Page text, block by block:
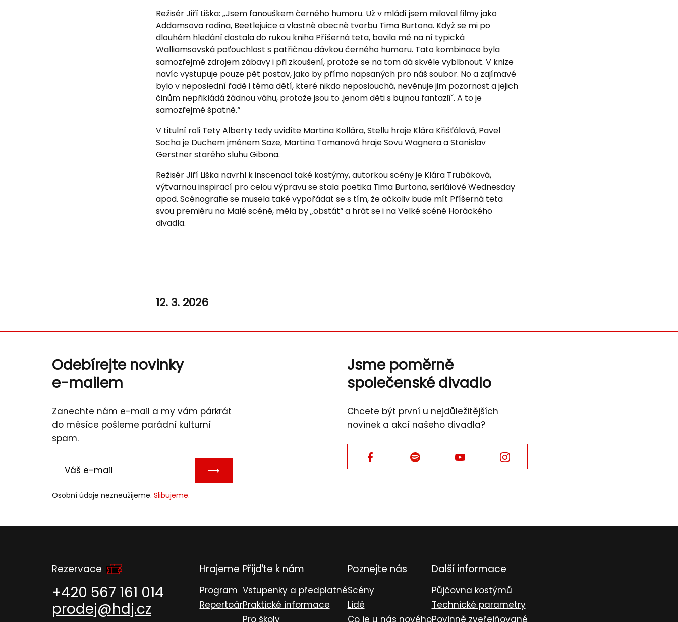
Režisér Jiří Liška: „Jsem fanouškem černého humoru. Už v mládí jsem miloval filmy jako
Addamsova rodina, Beetlejuice a vlastně obecně tvorbu Tima Burtona. Když se mi po
dlouhém hledání dostala do rukou kniha Příšerná teta, bavila mě na ní typická
Walliamsovská poťouchlost s patřičnou dávkou černého humoru. Tato kombinace byla
samozřejmě zdrojem zábavy i při zkoušení, protože se na tom dá skvěle vyblbnout. V knize
navíc vystupuje pouze pět postav, jako by přímo napsaných pro náš soubor. No a zajímavé
bylo v neposlední řadě i téma dětí, které nikdo neposlouchá, nevěnuje jim pozornost a jejich
činům nepřikládá žádnou váhu, protože jsou to ‚jenom děti s bujnou fantazií´. A to je
samozřejmě špatně.“
V titulní roli Tety Alberty tedy uvidíte Martina Kollára, Stellu hraje Klára Křišťálová, Pavel
Socha je Duchem jménem Saze, Martina Tomanová hraje Sovu Wagnera a Stanislav
Gerstner starého sluhu Gibona.
Režisér Jiří Liška navrhl k inscenaci také kostýmy, autorkou scény je Klára Trubáková,
výtvarnou inspirací pro celou výpravu se stala poetika Tima Burtona, seriálové Wednesday
apod. Scénografie se musela také vypořádat se s tím, že ačkoliv bude mít Příšerná teta
svou premiéru na Malé scéně, měla by „obstát“ a hrát se i na Velké scéně Horáckého
divadla.
12. 3. 2026
Odebírejte novinky
e-mailem
Zanechte nám e-mail a my vám párkrát
do měsíce pošleme parádní kulturní
spam.
POTVRDIT
E-
Osobní údaje nezneužijeme. Slibujeme.
Jsme poměrně
společenské divadlo
Chcete být první u nejdůležitějších
novinek a akcí našeho divadla?
Facebook Facebook Facebook Facebook
Rezervace
+420 567 161 014
prodej@hdj.cz
Hrajeme
Program
Repertoár
Přijďte k nám
Vstupenky a předplatné
Praktické informace
Pro školy
Poznejte nás
Scény
Lidé
Co je u nás nového
Další informace
Půjčovna kostýmů
Technické parametry
Povinně zveřejňované